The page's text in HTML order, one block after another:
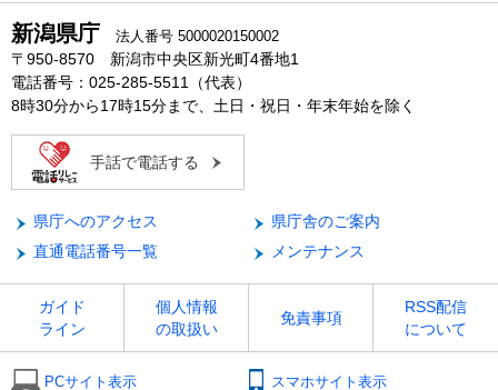
新潟県庁 法人番号 5000020150002
〒950-8570 新潟市中央区新光町4番地1
電話番号：025-285-5511（代表）
8時30分から17時15分まで、土日・祝日・年末年始を除く
手話で電話する
県庁へのアクセス
県庁舎のご案内
直通電話番号一覧
メンテナンス
ガイド
ライン
個人情報
の取扱い
免責事項
RSS配信
について
PCサイト表示 スマホサイト表示